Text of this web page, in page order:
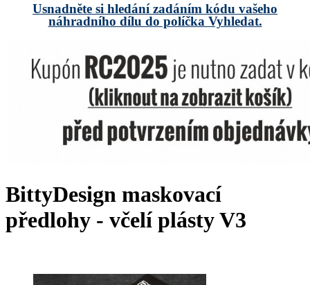
Usnadněte si hledání zadáním kódu vašeho
náhradního dílu do políčka Vyhledat.
BittyDesign maskovací
předlohy - včelí plásty V3